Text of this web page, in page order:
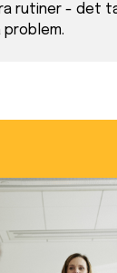
rutiner - det
problem.